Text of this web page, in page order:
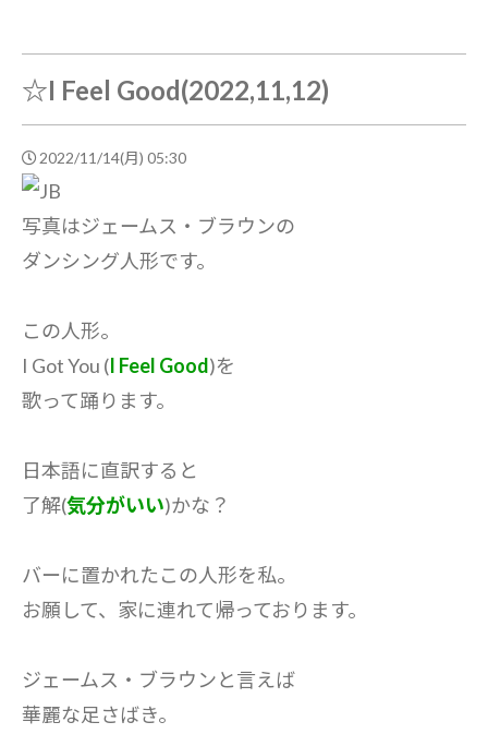
☆I Feel Good(2022,11,12)
2022/11/14(月) 05:30
写真はジェームス・ブラウンの
ダンシング人形です。
この人形。
I Got You (I Feel Good)を
歌って踊ります。
日本語に直訳すると
了解(気分がいい)かな？
バーに置かれたこの人形を私。
お願して、家に連れて帰っております。
ジェームス・ブラウンと言えば
華麗な足さばき。